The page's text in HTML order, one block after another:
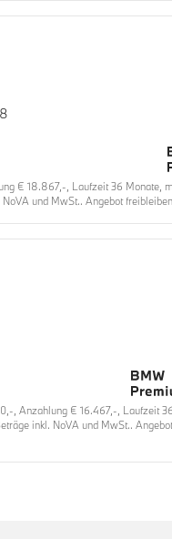
€ 18.867,-, Laufzeit 36 Monate,
und MwSt.. Angebot
, Anzahlung € 16.467,-, Laufzeit
inkl. NoVA und MwSt..